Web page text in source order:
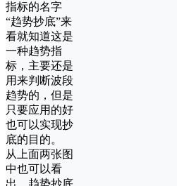
指标的名字
“趋势抄底”来
看就知道这是
一种趋势指
标，主要还是
用来判断波段
趋势的，但是
只要应用的好
也可以实现抄
底的目的。
从上面两张图
中也可以看